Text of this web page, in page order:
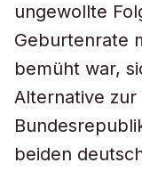
ungewollte
Geburtenrate
bemüht war,
Alternative zur
beiden